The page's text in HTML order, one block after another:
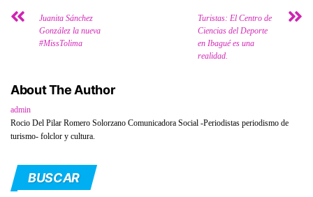
Juanita Sánchez
González la nueva
#MissTolima
Turistas: El Centro de
Ciencias del Deporte
en Ibagué es una
realidad.
About The Author
admin
Rocio Del Pilar Romero Solorzano Comunicadora Social -Periodistas periodismo de
turismo- folclor y cultura.
BUSCAR